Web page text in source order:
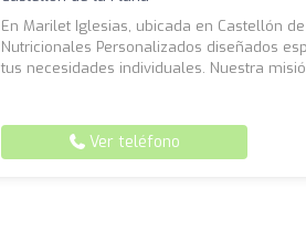
En Marilet Iglesias, ubicada en Castellón
Nutricionales Personalizados diseñados
tus necesidades individuales. Nuestra
Ver teléfono